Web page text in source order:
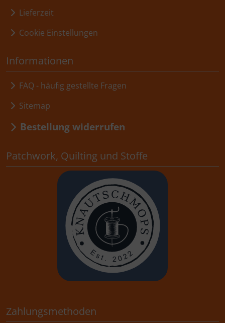
Lieferzeit
Cookie Einstellungen
Informationen
FAQ - häufig gestellte Fragen
Sitemap
Bestellung widerrufen
Patchwork, Quilting und Stoffe
Zahlungsmethoden